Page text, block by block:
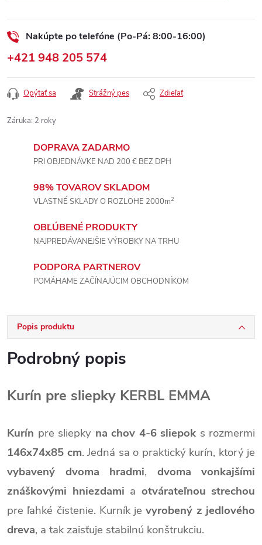
Nakúpte po telefóne (Po-Pá: 8:00-16:00)
+421 948 205 574
Opýtať sa Strážný pes Zdieľať
Záruka: 2 roky
DOPRAVA ZADARMO
PRI OBJEDNÁVKE NAD 200 € BEZ DPH
98% TOVAROV SKLADOM
VLASTNÉ SKLADY O ROZLOHE 2000m2
OBĽÚBENÉ PRODUKTY
NAJPREDÁVANEJŠIE VÝROBKY NA TRHU
PODPORA PARTNEROV
POMÁHAME ZAČÍNAJÚCIM OBCHODNÍKOM
Popis produktu
Podrobný popis
Kurín pre sliepky KERBL EMMA
Kurín pre sliepky na chov 4-6 sliepok s rozmermi
146x74x85 cm. Jedná sa o praktický kurín, ktorý je
vybavený dvoma hradmi, dvoma vonkajšími
znáškovými hniezdami a otvárateľnou strechou
pre ľahké čistenie. Kurník jevyrobený z jedlového
dreva, a tak zaisťuje stabilnú konštrukciu.